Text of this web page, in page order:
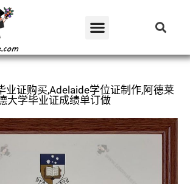
业证购买,Adelaide学位证制作,阿德莱
大学毕业证成绩单订做